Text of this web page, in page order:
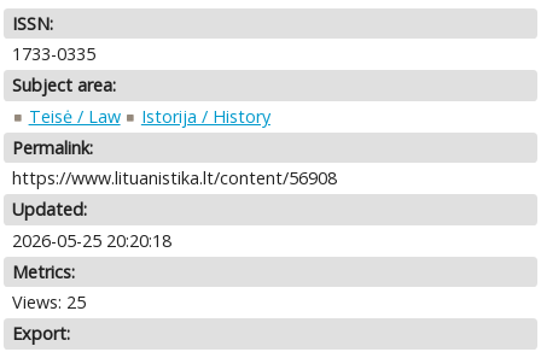
ISSN:
1733-0335
Subject area:
Teisė / Law
Istorija / History
Permalink:
https://www.lituanistika.lt/content/56908
Updated:
2026-05-25 20:20:18
Metrics:
Views: 25
Export: